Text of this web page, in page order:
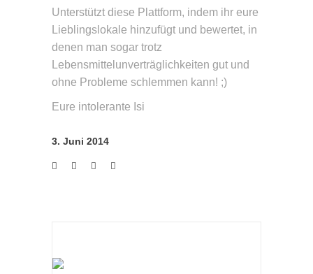
Unterstützt diese Plattform, indem ihr eure
Lieblingslokale hinzufügt und bewertet, in
denen man sogar trotz
Lebensmittelunverträglichkeiten gut und
ohne Probleme schlemmen kann! ;)
Eure intolerante Isi
3. Juni 2014